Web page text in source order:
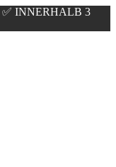
✅ INNERHALB 3